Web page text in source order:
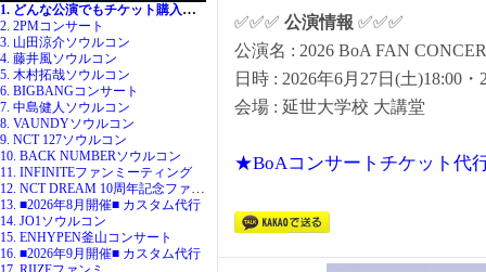
1. どんな公演でもチケット購入代行
2. 2PMコンサート
3. 山田涼介ソウルコン
4. 藤井風ソウルコン
5. 木村拓哉ソウルコン
6. BIGBANGコンサート
7. 中島健人ソウルコン
8. VAUNDYソウルコン
9. NCT 127ソウルコン
10. BACK NUMBERソウルコン
11. INFINITEファンミーティング
12. NCT DREAM 10周年記念ファンミ
13. ■2026年8月開催■ カスタム代行
14. JO1ソウルコン
15. ENHYPEN釜山コンサート
16. ■2026年9月開催■ カスタム代行
✅✅✅ 公演情報 ✅✅✅
公演名 : 2026 BoA FAN
日時 : 2026年6月27日(土)18:00・
会場 : 延世大学校 大講堂
★BoAコンサートチケット代